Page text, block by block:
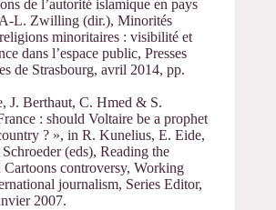
de l’autorité islamique en pays
L. Zwilling (dir.), Minorités
minoritaires : visibilité et
dans l’espace public, Presses
de Strasbourg, avril 2014, pp.
J. Berthaut, C. Hmed & S.
: should Voltaire be a prophet
? », in R. Kunelius, E. Eide,
(eds), Reading the
Cartoons controversy, Working
journalism, Series Editor,
2007.